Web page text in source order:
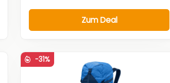
Zum Deal
-31%